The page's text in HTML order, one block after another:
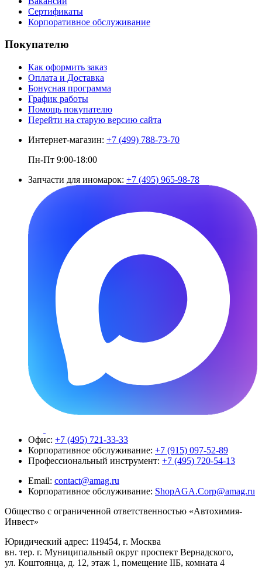
Сертификаты
Корпоративное обслуживание
Покупателю
Как оформить заказ
Оплата и Доставка
Бонусная программа
График работы
Помощь покупателю
Перейти на старую версию сайта
Интернет-магазин: +7 (499) 788-73-70
Пн-Пт 9:00-18:00
Запчасти для иномарок: +7 (495) 965-98-78
Офис: +7 (495) 721-33-33
Корпоративное обслуживание: +7 (915) 097-52-89
Профессиональный инструмент: +7 (495) 720-54-13
Email: contact@amag.ru
Корпоративное обслуживание: ShopAGA.Corp@amag.ru
Общество с ограниченной ответственностью «Автохимия-
Инвест»
Юридический адрес: 119454, г. Москва
вн. тер. г. Муниципальный округ проспект Вернадского,
ул. Коштоянца, д. 12, этаж 1, помещение IIБ, комната 4